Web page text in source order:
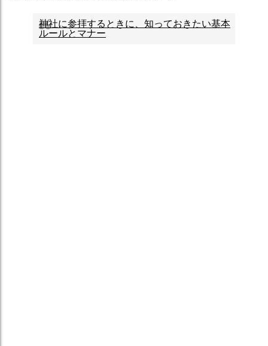
神社に参拝するときに、知っておきたい基本
ルールとマナー